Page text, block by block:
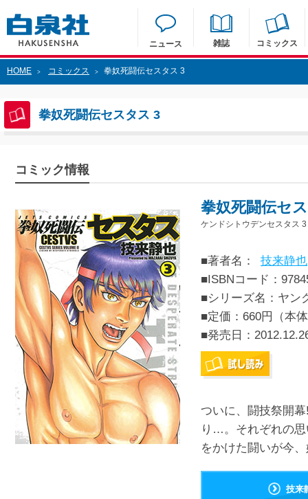
ニュース 雑誌 コミックス
HOME > コミックス > 拳奴死闘伝セスタス 3
拳奴死闘伝セスタス 3
コミック情報
拳奴死闘伝セ
ケンドシトウデンセスタス 3
■著者名：
技来静也
■ISBNコード：
■シリーズ名：ヤン
■定価：660円（本
■発売日：
ついに、闘技祭開
り…。それぞれの
をかけた闘いが今
技来